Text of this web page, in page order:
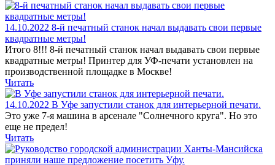
14.10.2022 8-й печатный станок начал выдавать свои первые
квадратные метры!
Итого 8!!! 8-й печатный станок начал выдавать свои первые
квадратные метры! Принтер для УФ-печати установлен на
производственной площадке в Москве!
Читать
14.10.2022 В Уфе запустили станок для интерьерной печати.
Это уже 7-я машина в арсенале "Солнечного круга". Но это
еще не предел!
Читать